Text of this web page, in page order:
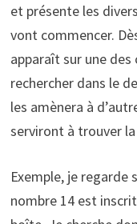
et présente les
vont commencer.
apparaît sur une des
rechercher dans le
les amènera à
serviront à trouver
Exemple, je regarde
nombre 14 est